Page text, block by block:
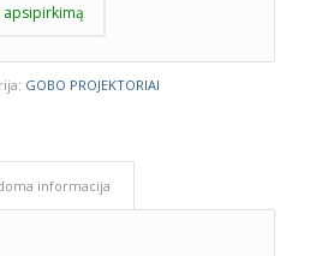
apsipirkimą
GOBO PROJEKTORIAI
informacija